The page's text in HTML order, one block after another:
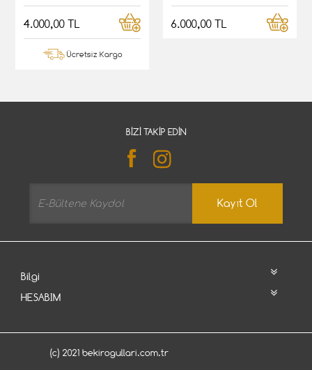
4.000,00 TL
Ücretsiz Kargo
6.000,00 TL
BIZI TAKIP EDIN
Kayıt Ol
Bilgi
HESABIM
(c) 2021 bekirogullari.com.tr